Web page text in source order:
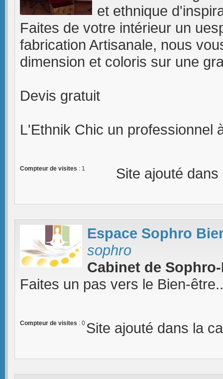
et ethnique
Faites de votre intérieur un
fabrication Artisanale, nous
dimension et coloris sur une
Devis gratuit
L'Ethnik Chic un professionnel
Compteur de visites : 1 Site ajouté
Espace Sophro
sophro
Cabinet de
Faites un pas vers le Bien-
Compteur de visites : 0 Site ajouté dans la